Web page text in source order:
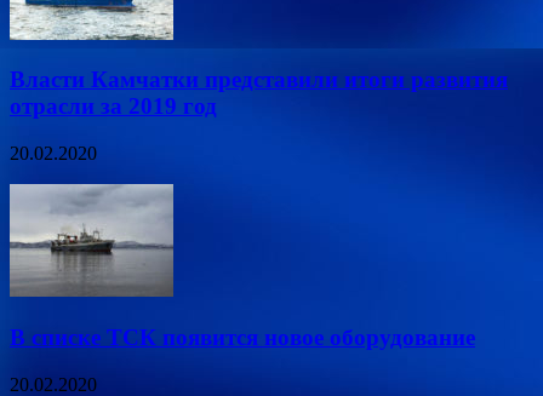
Власти Камчатки представили итоги развития
отрасли за 2019 год
20.02.2020
В списке ТСК появится новое оборудование
20.02.2020